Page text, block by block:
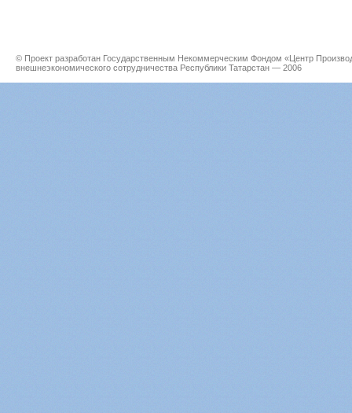
© Проект разработан Государственным Некоммерческим Фондом «Центр
внешнеэкономического сотрудничества Республики Татарстан — 2006